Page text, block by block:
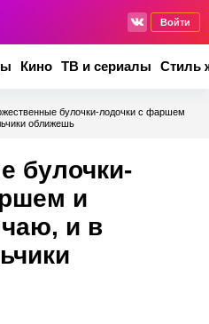
Войти
Кино ТВ и сериалы Стиль
булочки-лодочки с фаршем
оближешь
булочки-
и
и в